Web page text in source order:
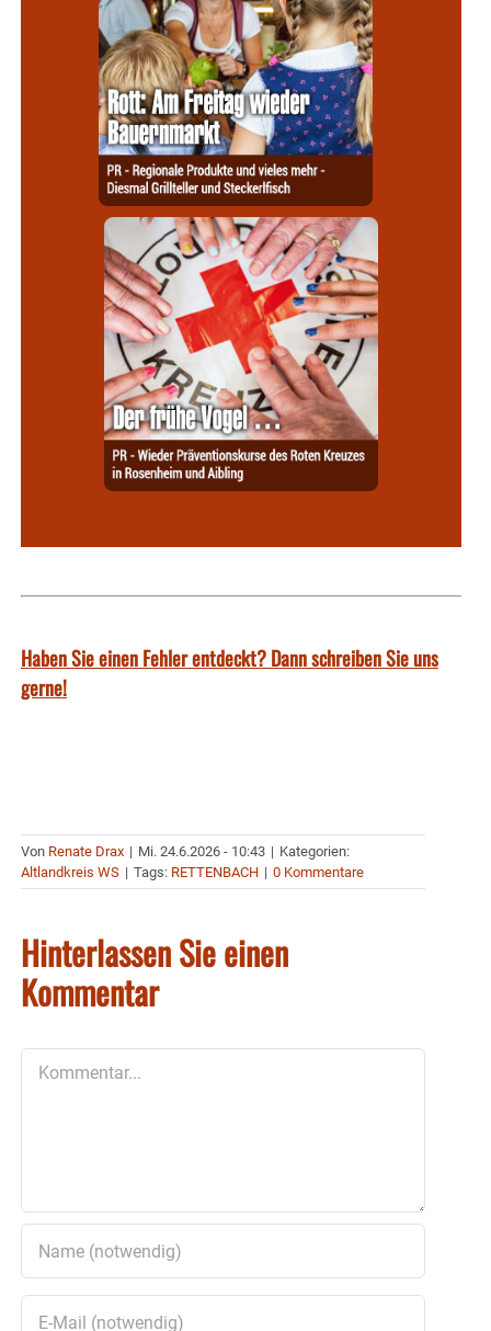
Haben Sie einen Fehler entdeckt? Dann schreiben Sie uns
gerne!
Von Renate Drax | Mi. 24.6.2026 - 10:43 | Kategorien:
Altlandkreis WS | Tags: RETTENBACH | 0 Kommentare
Hinterlassen Sie einen
Kommentar